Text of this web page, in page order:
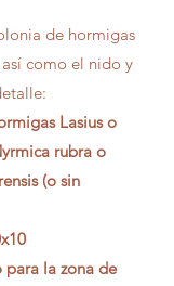
de hormigas
como el nido y
Lasiuso
rubra o
(o sin
la zona de